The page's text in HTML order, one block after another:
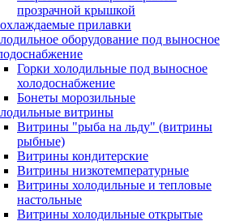
прозрачной крышкой
прилавки
оборудование под выносное
Горки холодильные под выносное
холодоснабжение
Бонеты морозильные
витрины
Витрины "рыба на льду" (витрины
рыбные)
Витрины кондитерские
Витрины низкотемпературные
Витрины холодильные и тепловые
настольные
Витрины холодильные открытые